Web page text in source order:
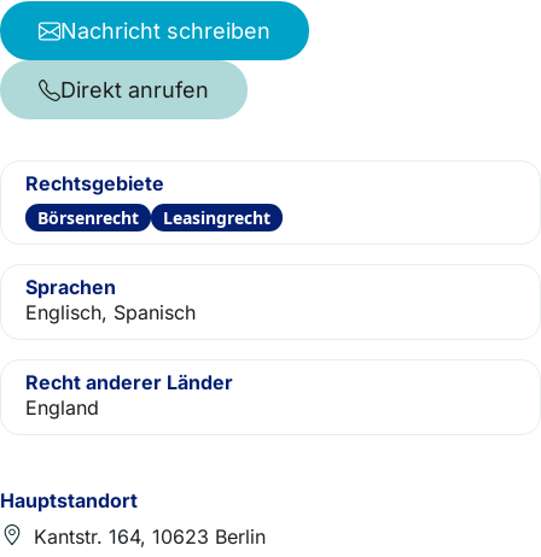
Hauptstandort
Kantstr. 164, 10623 Berlin
Nachricht schreiben
Direkt anrufen
Rechtsgebiete
Börsenrecht Leasingrecht
Sprachen
Englisch, Spanisch
Recht anderer Länder
England